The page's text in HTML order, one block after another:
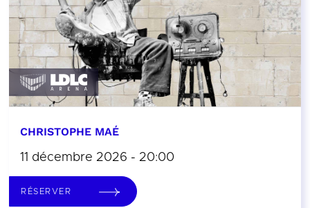
CHRISTOPHE MAÉ
11 décembre 2026 - 20:00
RÉSERVER